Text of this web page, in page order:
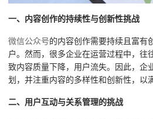
一、内容创作的持续性与创新性挑战
微信公众号的内容创作需要持续且富有
户。然而，很多企业在运营过程中，往
致内容质量下降，用户流失。因此，企
划，并注重内容的多样性和创新性，以
二、用户互动与关系管理的挑战